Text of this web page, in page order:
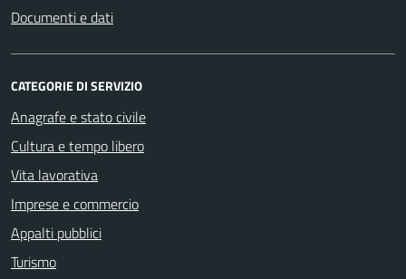
Documenti e dati
CATEGORIE DI SERVIZIO
Anagrafe e stato civile
Cultura e tempo libero
Vita lavorativa
Imprese e commercio
Appalti pubblici
Turismo